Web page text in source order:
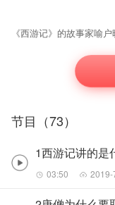
节目（73）
1西游记讲的是
03:50 2019-